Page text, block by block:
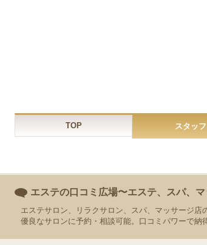
TOP スタッフ
エステの口コミ広場〜エステ、スパ、
エステサロン、リラクサロン、スパ、マッサージ店
優良なサロンに予約・相談可能。口コミパワーで納